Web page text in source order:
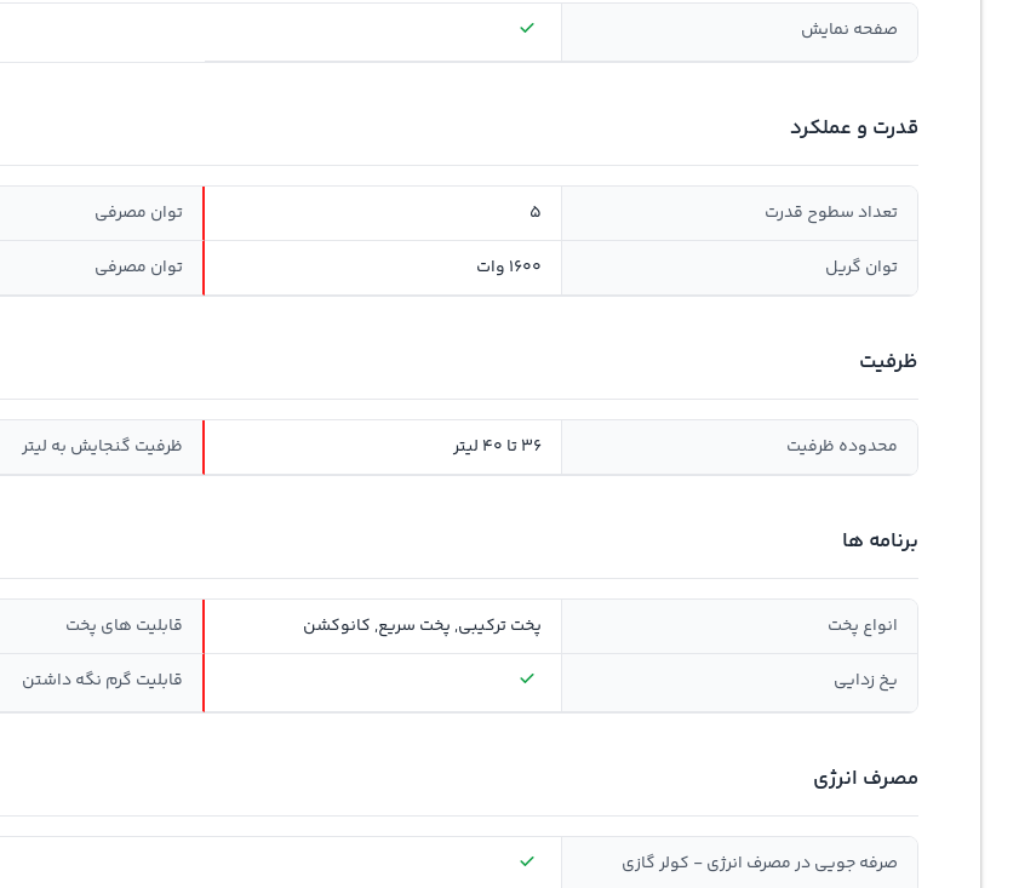
صفحه نمایش
قدرت و عملکرد
تعداد سطوح قدرت 5 توان مصرفی
توان گريل 1600 وات توان مصرفی
ظرفیت
محدوده ظرفیت 36 تا 40 لیتر ظرفیت گنجایش به لیتر
برنامه ها
انواع پخت پخت ترکیبی, پخت سریع, کانوکشن قابلیت های پخت
یخ زدایی قابلیت گرم نگه داشتن
مصرف انرژی
صرفه جویی در مصرف انرژی - کولر گازی